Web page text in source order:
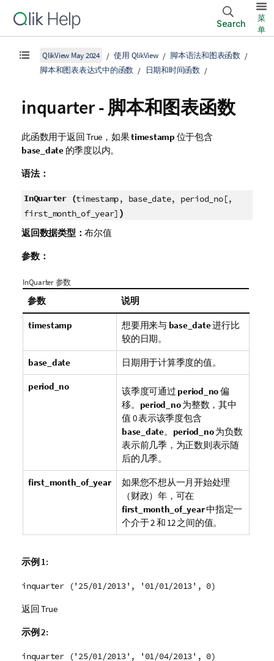
Search
菜
单
QlikView May 2024 使用 QlikView
脚本语法和图表函数
脚本和图表表达式中的函数
日期和时间函数
inquarter - 脚本和图表函数
此函数用于返回True ，如果timestamp 位于包含
base_date的季度以内。
语法：
InQuarter (timestamp, base_date, period_no[,
first_month_of_year] )
返回数据类型：布尔值
参数：
InQuarter 参数
参数 说明
timestamp 想要用来与 base_date进行比
较的日期。
base_date 日期用于计算季度的值。
period_no 该季度可通过 period_no偏
移。 period_no为整数，其中
值 0 表示该季度包含
base_date。 period_no为负数
表示前几季，为正数则表示随
后的几季。
first_month_of_year
如果您不想从一月开始处理
（财政）年，可在
first_month_of_year中指定一
个介于 2 和 12 之间的值。
示例 1:
inquarter ('25/01/2013', '01/01/2013', 0)
返回True
示例 2:
inquarter ('25/01/2013', '01/04/2013', 0)